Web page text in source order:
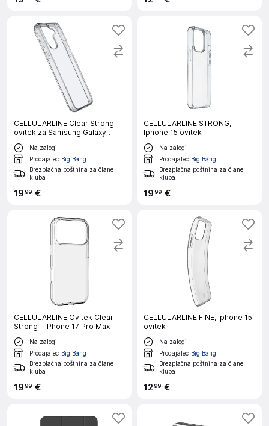
CELLULARLINE Clear Strong
ovitek za Samsung Galaxy
A36/A56
Na zalogi
Prodajalec Big Bang
Brezplačna poštnina za člane
kluba
1999 €
CELLULARLINE STRONG,
Iphone 15 ovitek
Na zalogi
Prodajalec Big Bang
Brezplačna poštnina za člane
kluba
1999 €
CELLULARLINE Ovitek Clear
Strong - iPhone 17 Pro Max
Na zalogi
Prodajalec Big Bang
Brezplačna poštnina za člane
kluba
1999 €
CELLULARLINE FINE, Iphone 15
ovitek
Na zalogi
Prodajalec Big Bang
Brezplačna poštnina za člane
kluba
1299 €